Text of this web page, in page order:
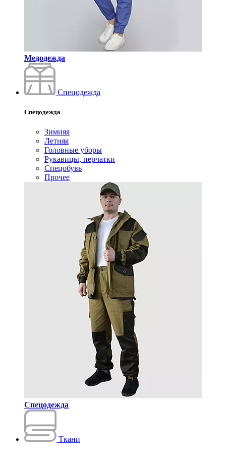
Медодежда
Спецодежда
Спецодежда
Зимняя
Летняя
Головные уборы
Рукавицы, перчатки
Спецобувь
Прочее
Спецодежда
Ткани